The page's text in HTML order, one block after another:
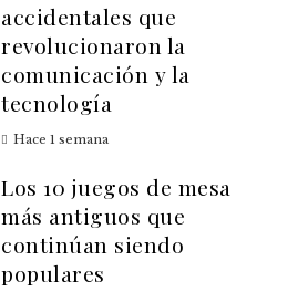
accidentales que
revolucionaron la
comunicación y la
tecnología
Hace 1 semana
Los 10 juegos de mesa
más antiguos que
continúan siendo
populares